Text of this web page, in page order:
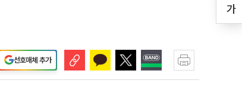
가
선호매체 추가